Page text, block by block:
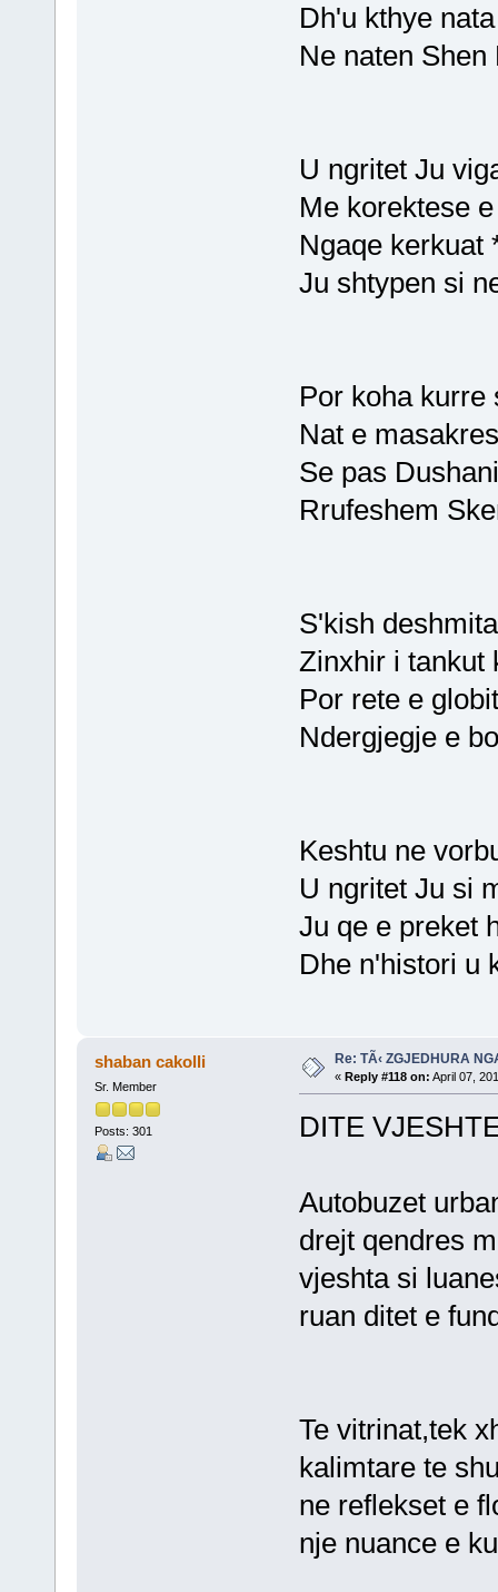
Dh'u kthye
Ne naten Shen
U ngritet Ju
Me korektese
Ngaqe kerkuat
Ju shtypen si
Por koha kurre
Nat e
Se pas
Rrufeshem
S'kish
Zinxhir i tankut
Por rete e
Ndergjegje e
Keshtu ne
U ngritet Ju si
Ju qe e preket
Dhe n'histori u
shaban cakolli
Sr. Member
Posts: 301
Re: TÃ‹ ZGJEDHURA
« Reply #118 on: April 07,
DITE
Autobuzet
drejt qendres
vjeshta si
ruan ditet e
Te vitrinat,tek
kalimtare te
ne reflekset e
nje nuance e